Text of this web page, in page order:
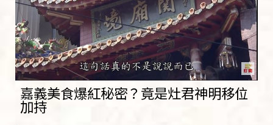
嘉義美食爆紅秘密？竟是灶君神明移位
加持